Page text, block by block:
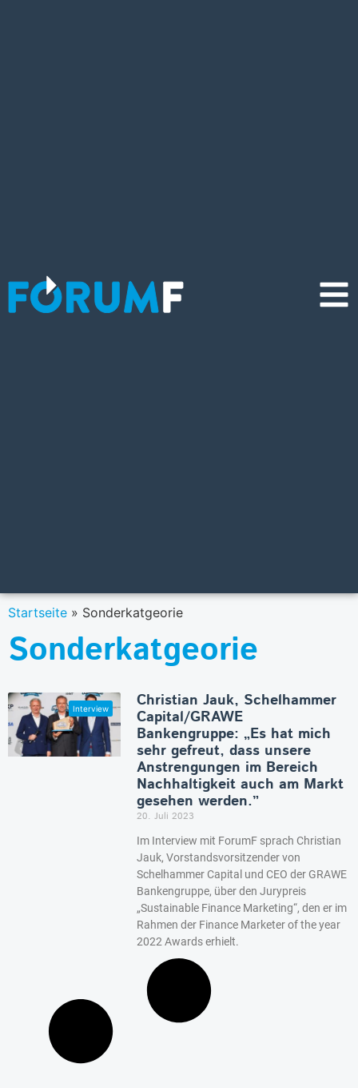
Startseite » Sonderkatgeorie
Sonderkatgeorie
Christian Jauk, Schelhammer
Capital/GRAWE
Bankengruppe: „Es hat mich
sehr gefreut, dass unsere
Anstrengungen im Bereich
Nachhaltigkeit auch am Markt
gesehen werden.”
20. Juli 2023
Im Interview mit ForumF sprach Christian
Jauk, Vorstandsvorsitzender von
Schelhammer Capital und CEO der GRAWE
Bankengruppe, über den Jurypreis
„Sustainable Finance Marketing“, den er im
Rahmen der Finance Marketer of the year
2022 Awards erhielt.